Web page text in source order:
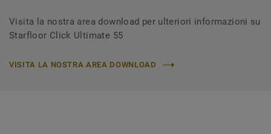
Visita la nostra area download per ulteriori informazioni su
Starfloor Click Ultimate 55
VISITA LA NOSTRA AREA DOWNLOAD